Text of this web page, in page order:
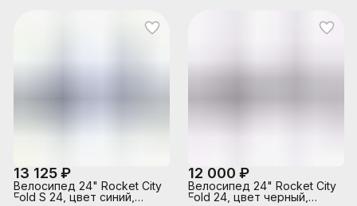
13 125 ₽
Велосипед 24" Rocket City
Fold S 24, цвет синий,
12 000 ₽
Велосипед 24" Rocket City
Fold 24, цвет черный,